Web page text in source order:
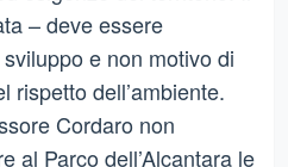
– deve essere
e non motivo di
rispetto dell’ambiente.
Cordaro non
al Parco dell’Alcantara le